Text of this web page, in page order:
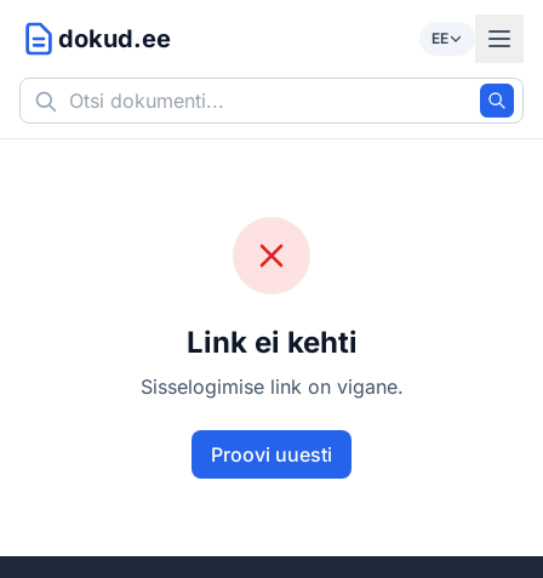
dokud.ee EE
Link ei kehti
Sisselogimise link on vigane.
Proovi uuesti